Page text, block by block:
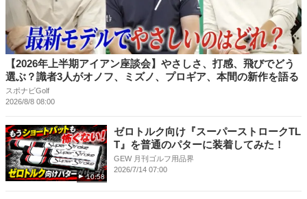
【2026年上半期アイアン座談会】やさしさ、打感、飛びでどう
選ぶ？識者3人がオノフ、ミズノ、プロギア、本間の新作を語る
スポナビGolf
2026/8/8 08:00
10:58
ゼロトルク向け『スーパーストロークTL
T』を普通のパターに装着してみた！
GEW 月刊ゴルフ用品界
2026/7/14 07:00